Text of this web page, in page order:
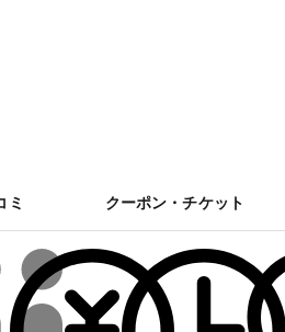
ミ クーポン・チケット